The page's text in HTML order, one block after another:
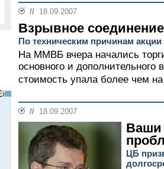
// 18.09.2007
Взрывное соединение
По техническим причинам
На ММВБ вчера начались
основного и дополнительного
стоимость упала более чем
// 18.09.2007
Ваши
ЦБ